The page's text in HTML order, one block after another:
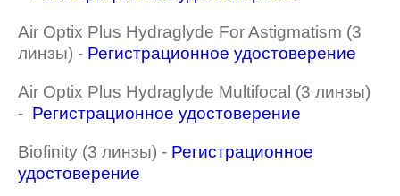
Air Optix Plus Hydraglyde For Astigmatism (3
линзы) - Регистрационное удостоверение
Air Optix Plus Hydraglyde Multifocal (3 линзы)
- Регистрационное удостоверение
Biofinity (3 линзы) - Регистрационное
удостоверение